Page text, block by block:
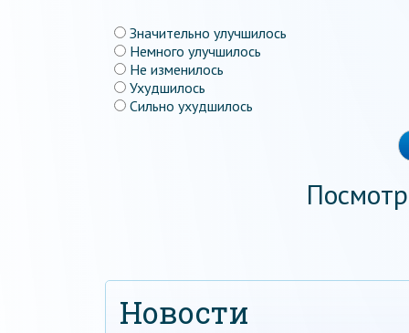
Значительно улучшилось
Немного улучшилось
Не изменилось
Ухудшилось
Сильно ухудшилось
Новости